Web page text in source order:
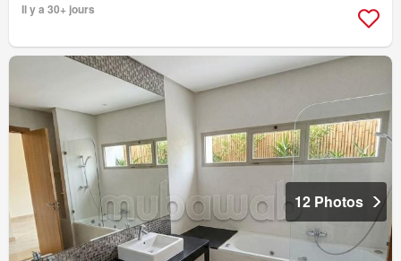
Il y a 30+ jours
12 Photos